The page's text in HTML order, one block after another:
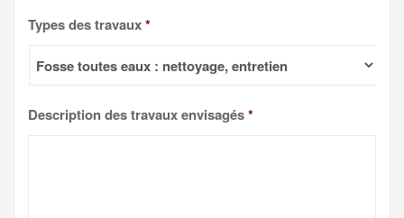
Types des travaux*
Description des travaux envisagés*